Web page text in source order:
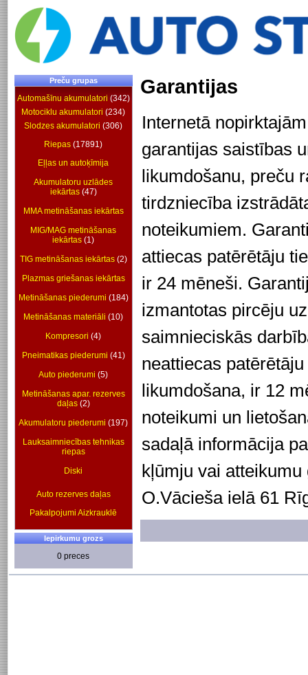
Preču grupas
Automašīnu akumulatori (342)
Motociklu akumulatori (234)
Slodzes akumulatori (306)
Riepas (17891)
Eļļas un autoķīmija
Akumulatoru uzlādes
iekārtas(47)
MMA metināšanas iekārtas
MIG/MAG metināšanas
iekārtas (1)
TIG metināšanas iekārtas(2)
Plazmas griešanas iekārtas
Metināšanas piederumi (184)
Metināšanas materiāli (10)
Kompresori (4)
Pneimatikas piederumi (41)
Auto piederumi (5)
Metināšanas apar. rezerves
daļas(2)
Akumulatoru piederumi (197)
Lauksaimniecības tehnikas
riepas
Diski
Auto rezerves daļas
Pakalpojumi Aizkrauklē
Iepirkumu grozs
0 preces
Garantijas
Internetā
garantijas saistības
likumdošanu, preču
tirdzniecība
noteikumiem.
attiecas patērētāju
ir 24 mēneši.
izmantotas pircēju
saimnieciskās
neattiecas
likumdošana, ir 12
noteikumi un
sadaļā informācija
kļūmju vai
O.Vācieša ielā 61